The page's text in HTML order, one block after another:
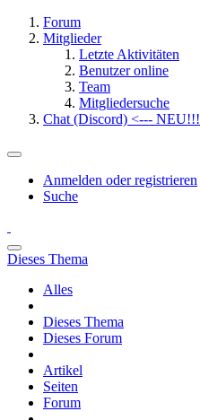
Forum
Mitglieder
Letzte Aktivitäten
Benutzer online
Team
Mitgliedersuche
Chat (Discord) <--- NEU!!!
Anmelden oder registrieren
Suche
Dieses Thema
Alles
Dieses Thema
Dieses Forum
Artikel
Seiten
Forum